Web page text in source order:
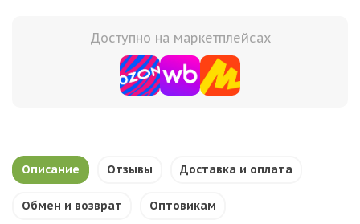
Доступно на маркетплейсах
Описание Отзывы Доставка и оплата
Обмен и возврат Оптовикам